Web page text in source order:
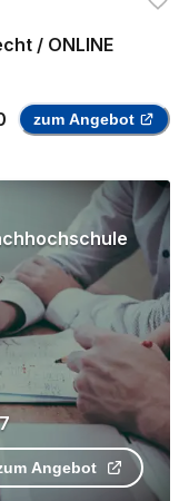
/ ONLINE
zum Angebot
Angebot